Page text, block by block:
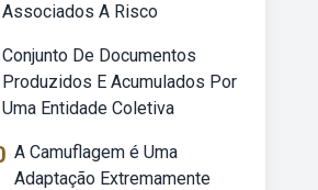
Associados A Risco
Conjunto De Documentos
Produzidos E Acumulados Por
Uma Entidade Coletiva
A Camuflagem é Uma
Adaptação Extremamente